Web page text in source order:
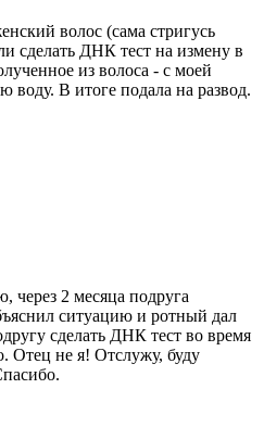
волос (сама стригусь
сделать ДНК тест на измену в
из волоса - с моей
В итоге подала на развод.
2 месяца подруга
ситуацию и ротный дал
сделать ДНК тест во время
Отец не я! Отслужу, буду